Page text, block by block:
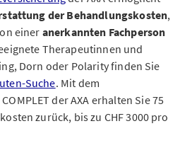
der Behandlungskosten,
einer anerkannten Fachperson
Therapeutinnen und
Dorn oder Polarity finden Sie
Suche. Mit dem
der AXA erhalten Sie 75
zurück, bis zu CHF 3000 pro